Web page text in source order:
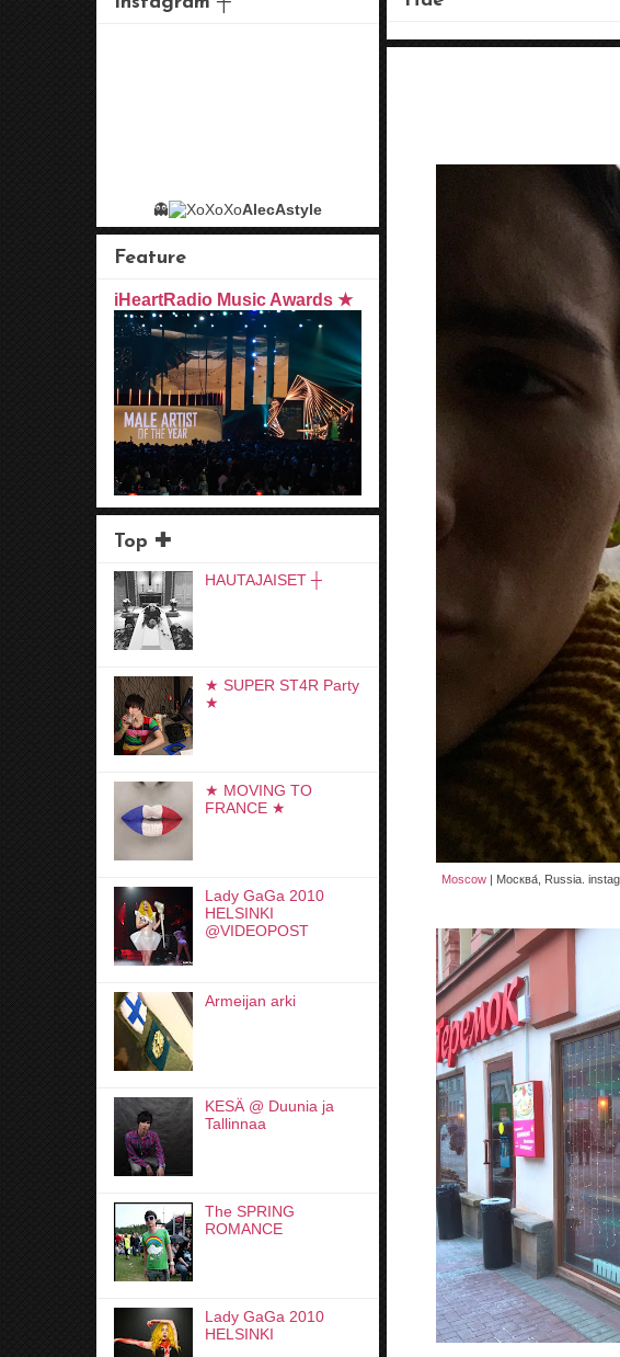
Moscow | Москва́, Russia.
👻 AlecAstyle
Feature
iHeartRadio Music Awards ★
Top ✚
HAUTAJAISET ┼
★ SUPER ST4R Party
★
★ MOVING TO
FRANCE ★
Lady GaGa 2010
HELSINKI
@VIDEOPOST
Armeijan arki
KESÄ @ Duunia ja
Tallinnaa
The SPRING
ROMANCE
Lady GaGa 2010
HELSINKI